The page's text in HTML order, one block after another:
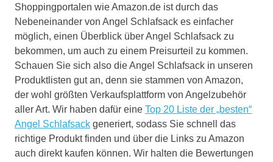
Shoppingportalen wie Amazon.de ist durch das
Nebeneinander von Angel Schlafsack es einfacher
möglich, einen Überblick über Angel Schlafsack zu
bekommen, um auch zu einem Preisurteil zu kommen.
Schauen Sie sich also die Angel Schlafsack in unseren
Produktlisten gut an, denn sie stammen von Amazon,
der wohl größten Verkaufsplattform von Angelzubehör
aller Art. Wir haben dafür eine Top 20 Liste der „besten“
Angel Schlafsack generiert, sodass Sie schnell das
richtige Produkt finden und über die Links zu Amazon
auch direkt kaufen können. Wir halten die Bewertungen